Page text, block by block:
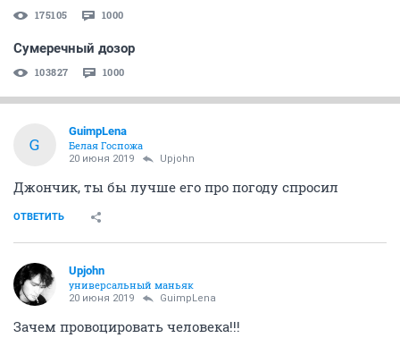
175105 1000
Сумеречный дозор
103827 1000
G
GuimpLena
Белая Госпожа
20 июня 2019 Upjohn
Джончик, ты бы лучше его про погоду спросил
ОТВЕТИТЬ
Upjohn
универсальный маньяк
20 июня 2019 GuimpLena
Зачем провоцировать человека!!!